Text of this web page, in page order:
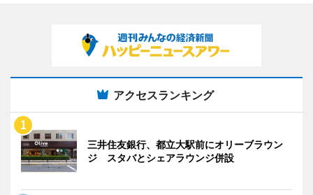
アクセスランキング
三井住友銀行、都立大駅前にオリーブラウン
ジ スタバとシェアラウンジ併設